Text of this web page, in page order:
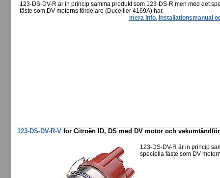
123-DS-DV-R är in princip samma produkt som 123-DS-R men med det
fäste som DV motorns fördelare (Ducellier 4169A) har.
mera info, installationsmanual
123-DS-DV-R-V for Citroën ID, DS med DV motor och
123-DS-DV-R är in princip
speciella fäste som DV